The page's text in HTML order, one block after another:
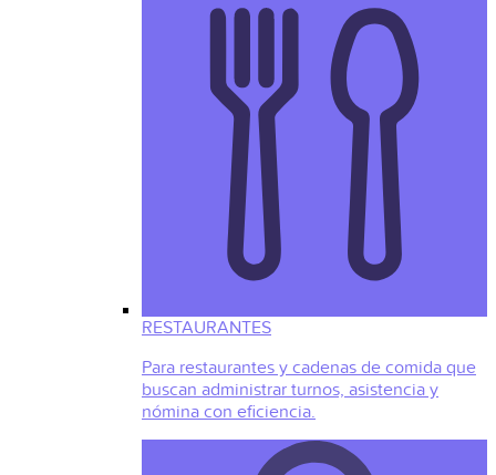
RESTAURANTES
Para restaurantes y cadenas de comida que
buscan administrar turnos, asistencia y
nómina con eficiencia.